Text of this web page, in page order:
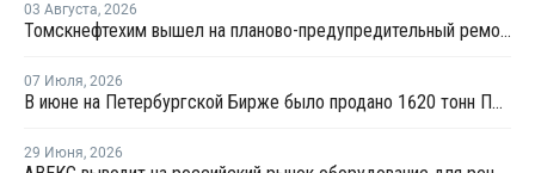
03 Августа, 2026
Томскнефтехим вышел на планово-предупредительный ремонт
07 Июля, 2026
В июне на Петербургской Бирже было продано 1620 тонн ПВД и 1106 тонн ПП
29 Июня, 2026